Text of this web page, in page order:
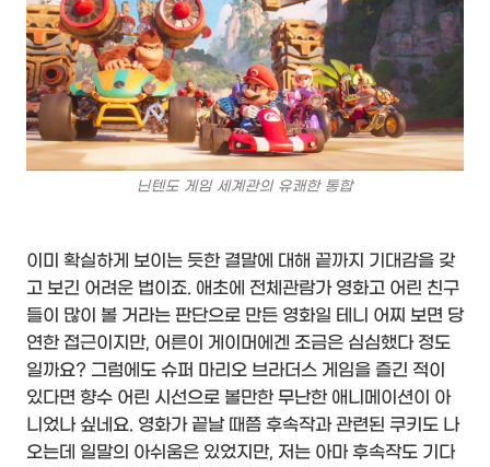
닌텐도 게임 세계관의 유쾌한 통합
이미 확실하게 보이는 듯한 결말에 대해 끝까지 기대감을 갖
고 보긴 어려운 법이죠. 애초에 전체관람가 영화고 어린 친구
들이 많이 볼 거라는 판단으로 만든 영화일 테니 어찌 보면 당
연한 접근이지만, 어른이 게이머에겐 조금은 심심했다 정도
일까요? 그럼에도 슈퍼 마리오 브라더스 게임을 즐긴 적이
있다면 향수 어린 시선으로 볼만한 무난한 애니메이션이 아
니었나 싶네요. 영화가 끝날 때쯤 후속작과 관련된 쿠키도 나
오는데 일말의 아쉬움은 있었지만, 저는 아마 후속작도 기다